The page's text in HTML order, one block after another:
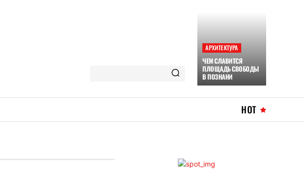
АРХИТЕКТУРА
ЧЕМ СЛАВИТСЯ
ПЛОЩАДЬ СВОБОДЫ
В ПОЗНАНИ
HOT